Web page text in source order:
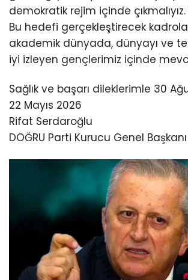
demokratik rejim içinde
Bu hedefi gerçekleştirecek
akademik dünyada, dünyayı ve
iyi izleyen gençlerimiz içinde
Sağlık ve başarı dileklerimle 30
22 Mayıs 2026
Rifat Serdaroğlu
DOĞRU Parti Kurucu Genel Başkanı